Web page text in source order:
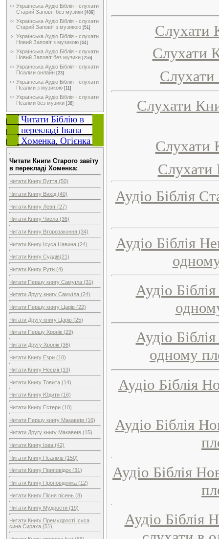
Українська Аудіо Біблія - слухати
Старий Заповіт без музики [489]
Українська Аудіо Біблія - слухати
Старий Заповіт з музикою [51]
Українська Аудіо Біблія - слухати
Новий Заповіт з музикою [64]
Українська Аудіо Біблія - слухати
Новий Заповіт без музики [256]
Українська Аудіо Біблія - слухати
Псалми онлайн [23]
Українська Аудіо Біблія - слухати
Псалми з музикою [11]
Українська Аудіо Біблія - слухати
Псалми без музики [38]
Читати Біблію в
перекладі Івана
Хоменка, Огієнка
Читати Книги Старого завіту
в перекладі Хоменка:
Читати Книгу Буття (50)
Читати Книгу Вихід (40)
Читати Книгу Левіт (27)
Читати Книгу Числа (36)
Читати Книгу Второзаконня (34)
Читати Книгу Ісуса Навина (24)
Читати Книгу Суддів(21)
Читати Книгу Рути (4)
Читати Першу книгу Самуїла (31)
Читати Другу книгу Самуїла (24)
Читати Першу книгу Царів (22)
Читати Другу книгу Царів (25)
Читати Першу Хронік (29)
Читати Другу Хронік (36)
Читати Книгу Езри (10)
Читати Книгу Неємії (13)
Читати Книгу Товита (14)
Читати Книгу Юдити (16)
Читати Книгу Естери (10)
Читати Першу книгу Макавеїв (16)
Читати Другу книгу Макавеїв (15)
Читати Книгу Іова (42)
Читати Книгу Псалмів (150)
Читати Книгу Приповідок (31)
Читати Книгу Проповідника (12)
Читати Книгу Пісня пісень (8)
Читати Книгу Мудрости (19)
Читати Книгу Премудрості Ісуса
сина Сираха (51)
Слухати
Слухати
Слухати
Слухати
Слухати
Слухати
Аудіо Біблія
Аудіо Біблія
Аудіо
Аудіо
одному
Аудіо Біблія
Аудіо Біблія
Аудіо Біблія
Аудіо Біблія